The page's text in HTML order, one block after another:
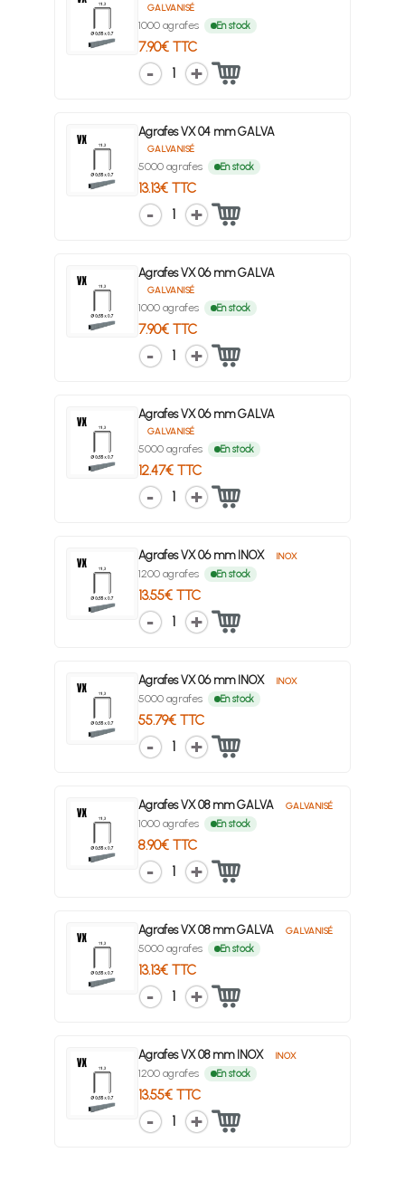
GALVANISÉ
1000 agrafes En stock
7.90€ TTC
1
Agrafes VX 04 mm GALVA
GALVANISÉ
5000 agrafes En stock
13.13€ TTC
1
Agrafes VX 06 mm GALVA
GALVANISÉ
1000 agrafes En stock
7.90€ TTC
1
Agrafes VX 06 mm GALVA
GALVANISÉ
5000 agrafes En stock
12.47€ TTC
1
Agrafes VX 06 mm INOX INOX
1200 agrafes En stock
13.55€ TTC
1
Agrafes VX 06 mm INOX INOX
5000 agrafes En stock
55.79€ TTC
1
Agrafes VX 08 mm GALVA GALVANISÉ
1000 agrafes En stock
8.90€ TTC
1
Agrafes VX 08 mm GALVA GALVANISÉ
5000 agrafes En stock
13.13€ TTC
1
Agrafes VX 08 mm INOX INOX
1200 agrafes En stock
13.55€ TTC
1